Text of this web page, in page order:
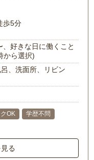
歩5分
好きな日に働くこと
から選択)
、洗面所、リビン
OK
学歴不問
る